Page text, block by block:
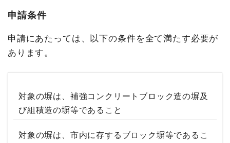
申請条件
申請にあたっては、以下の条件を全て満たす必要が
あります。
対象の塀は、補強コンクリートブロック造の塀及
び組積造の塀等であること
対象の塀は、市内に存するブロック塀等であるこ